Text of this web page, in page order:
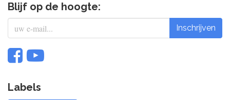
Blijf op de hoogte:
Inschrijven
Labels